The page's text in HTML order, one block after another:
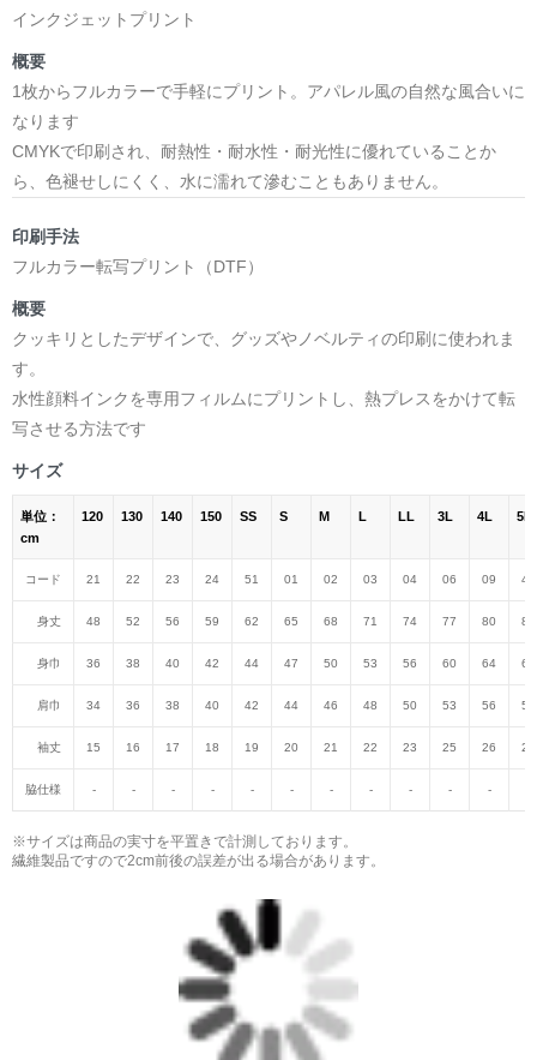
インクジェットプリント
概要
1枚からフルカラーで手軽にプリント。アパレル風の自然な風合いに
なります
CMYKで印刷され、耐熱性・耐水性・耐光性に優れていることか
ら、色褪せしにくく、水に濡れて滲むこともありません。
印刷手法
フルカラー転写プリント（DTF）
概要
クッキリとしたデザインで、グッズやノベルティの印刷に使われま
す。
水性顔料インクを専用フィルムにプリントし、熱プレスをかけて転
写させる方法です
サイズ
単位：
cm
120 130 140 150 SS S M L LL 3L 4L 5L
コード 21 22 23 24 51 01 02 03 04 06 09 47
身丈 48 52 56 59 62 65 68 71 74 77 80 82
身巾 36 38 40 42 44 47 50 53 56 60 64 68
肩巾 34 36 38 40 42 44 46 48 50 53 56 59
袖丈 15 16 17 18 19 20 21 22 23 25 26 27
脇仕様 - - - - - - - - - - -
※サイズは商品の実寸を平置きで計測しております。
繊維製品ですので2cm前後の誤差が出る場合があります。